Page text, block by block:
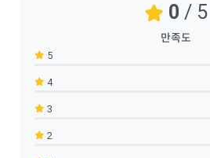
0 / 5
만족도
5
4
3
2